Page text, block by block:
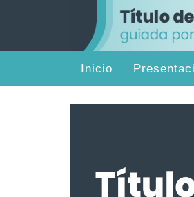
Inicio